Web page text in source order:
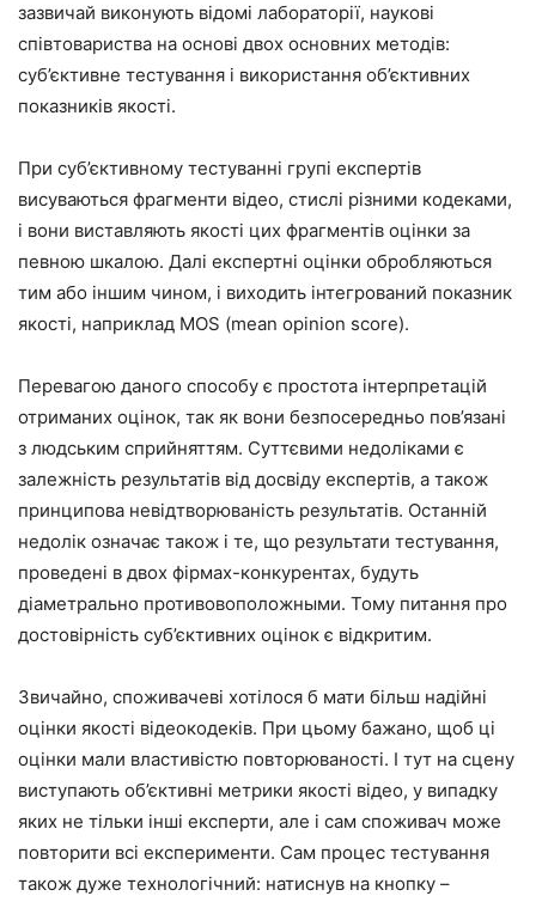
зазвичай виконують відомі лабораторії, наукові
співтовариства на основі двох основних методів:
суб’єктивне тестування і використання об’єктивних
показників якості.
При суб’єктивному тестуванні групі експертів
висуваються фрагменти відео, стислі різними кодеками,
і вони виставляють якості цих фрагментів оцінки за
певною шкалою. Далі експертні оцінки обробляються
тим або іншим чином, і виходить інтегрований показник
якості, наприклад MOS (mean opinion score).
Перевагою даного способу є простота інтерпретацій
отриманих оцінок, так як вони безпосередньо пов’язані
з людським сприйняттям. Суттєвими недоліками є
залежність результатів від досвіду експертів, а також
принципова невідтворюваність результатів. Останній
недолік означає також і те, що результати тестування,
проведені в двох фірмах-конкурентах, будуть
діаметрально противовоположными. Тому питання про
достовірність суб’єктивних оцінок є відкритим.
Звичайно, споживачеві хотілося б мати більш надійні
оцінки якості відеокодеків. При цьому бажано, щоб ці
оцінки мали властивістю повторюваності. І тут на сцену
виступають об’єктивні метрики якості відео, у випадку
яких не тільки інші експерти, але і сам споживач може
повторити всі експерименти. Сам процес тестування
також дуже технологічний: натиснув на кнопку –